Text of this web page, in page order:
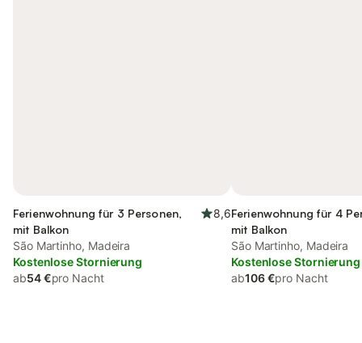
Ferienwohnung für 3 Personen,
mit Balkon
8,6
São Martinho, Madeira
Kostenlose Stornierung
ab54 €pro Nacht
Ferienwohnung für 4
mit Balkon
São Martinho, Madeira
Kostenlose Stornierung
ab106 €pro Nacht